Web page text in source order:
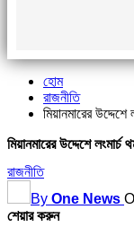
হোম
রাজনীতি
মিয়ানমারের
মিয়ানমারের উদ্দেশে
রাজনীতি
By One News
শেয়ার করুন